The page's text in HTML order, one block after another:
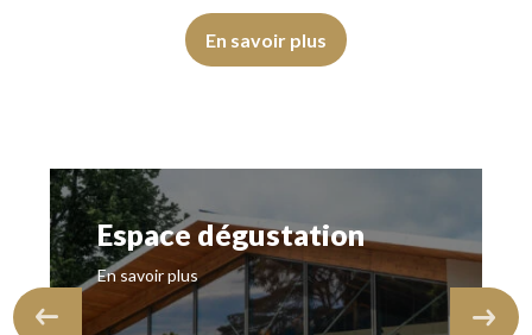
Le vin présente de la…
du yuzu, complété par une expression florale rappelant
La première approche est avenante, délicatement
En savoir plus
Espace dégustation
En savoir plus